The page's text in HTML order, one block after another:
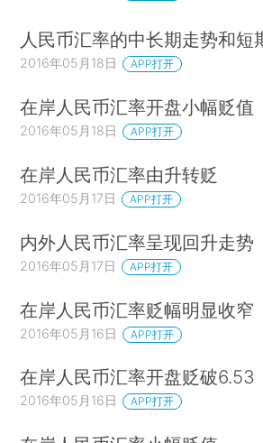
人民币汇率的中长期走势和短
2016年05月18日 APP打开
在岸人民币汇率开盘小幅贬值
2016年05月18日 APP打开
在岸人民币汇率由升转贬
2016年05月17日 APP打开
内外人民币汇率呈现回升走势
2016年05月17日 APP打开
在岸人民币汇率贬幅明显收窄
2016年05月16日 APP打开
在岸人民币汇率开盘贬破6.53
2016年05月16日 APP打开